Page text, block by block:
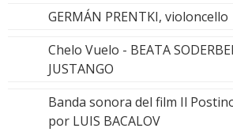
GERMÁN PRENTKI, violoncello
Chelo Vuelo - BEATA
JUSTANGO
Banda sonora del film Il
por LUIS BACALOV